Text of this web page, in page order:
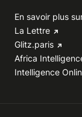
En savoir plus
La Lettre
Glitz.paris
Africa
Intelligence